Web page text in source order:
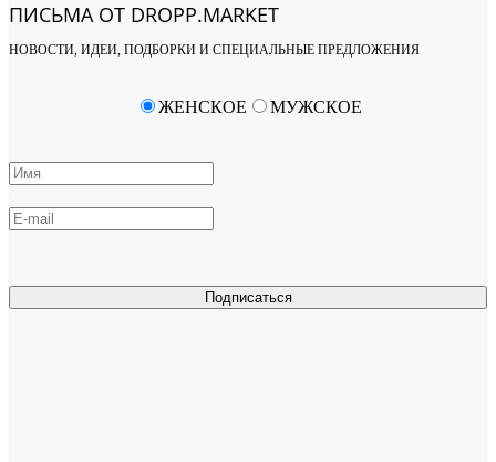
ПИСЬМА ОТ DROPP.MARKET
НОВОСТИ, ИДЕИ, ПОДБОРКИ И СПЕЦИАЛЬНЫЕ ПРЕДЛОЖЕНИЯ
Подписаться
ЖЕНСКОЕ МУЖСКОЕ